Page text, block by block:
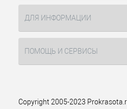
-
-
Для
ДЛЯ ИНФОРМАЦИИ
ПОМОЩЬ И СЕРВИСЫ
Copyright 2005-2023